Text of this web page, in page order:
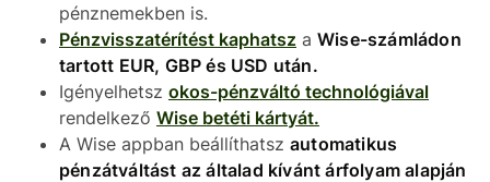
pénznemekben is.
Pénzvisszatérítést kaphatsz a Wise-számládon
tartott EUR, GBP és USD után.
Igényelhetsz okos-pénzváltó technológiával
rendelkező Wise betéti kártyát.
A Wise appban beállíthatsz automatikus
pénzátváltást az általad kívánt árfolyam alapján